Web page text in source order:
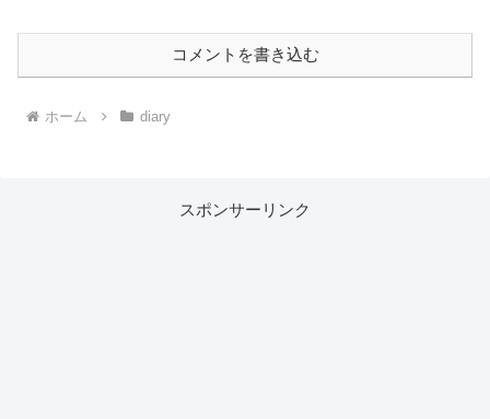
コメントを書き込む
ホーム diary
スポンサーリンク